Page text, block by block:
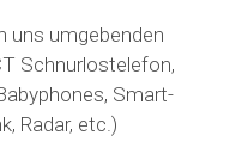
uns umgebenden
Schnurlostelefon,
Smart-
Radar, etc.)